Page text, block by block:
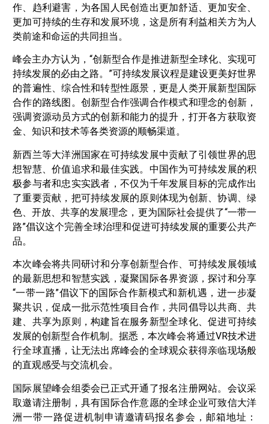
作、趋利避害，为各国人民创造出更加舒适、更加安全、
更加可持续的生存和发展环境，这是所有利益相关方为人
类前途和命运的共同担当。
峰会主办方认为，“创新型合作是推进新型全球化、实现可
持续发展的必由之路。”可持续发展议程是建设更美好世界
的普遍性、综合性和转型性愿景，更是人类开展新型国际
合作的路线图。创新型合作强调合作模式和理念的创新，
强调资源动员方式的创新和能力的提升，打开各方获取资
金、知识和技术等各类资源的顺畅渠道。
新西兰等大洋洲国家在可持续发展中贡献了引领世界的思
想智慧、价值追求和最佳实践。中国作为可持续发展的积
极参与者和忠实实践者，不仅为千年发展目标的完成作出
了重要贡献，把可持续发展的原则体现为创新、协调、绿
色、开放、共享的发展理念，更为国际社会提供了“一带一
路”倡议这个完善全球治理和促进可持续发展的重要公共产
品。
本次峰会将共同研讨和分享创新型合作、可持续发展领域
的最新思想和智慧实践，凝聚国际各界资源，探讨和分享
“一带一路”倡议下的国际合作新模式和新机遇，进一步凝
聚共识，促成一批示范性项目合作，共同倡导以共商、共
建、共享为原则，构建旨在服务新型全球化、促进可持续
发展的创新型合作机制。据悉，本次峰会将通过VR技术进
行全球直播，让无法出席峰会的全球观众获得亲临现场般
的直观感受与交流机会。
国际展望峰会组委会已正式开通了报名注册网站。会议采
取邀请注册制，具有国际合作意愿的全球企业可致信大洋
洲一带一路促进机制申请邀请码报名参会，邮箱地址：